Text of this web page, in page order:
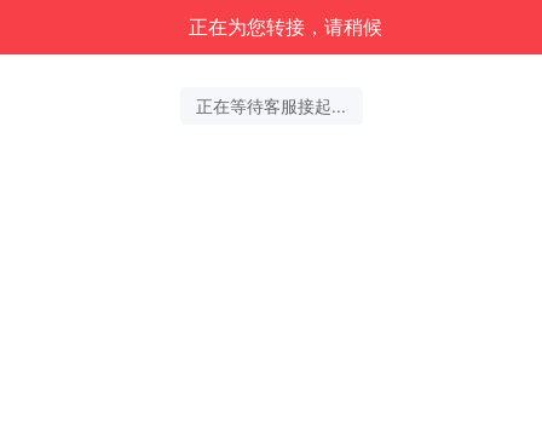
正在为您转接，请稍候
正在等待客服接起...